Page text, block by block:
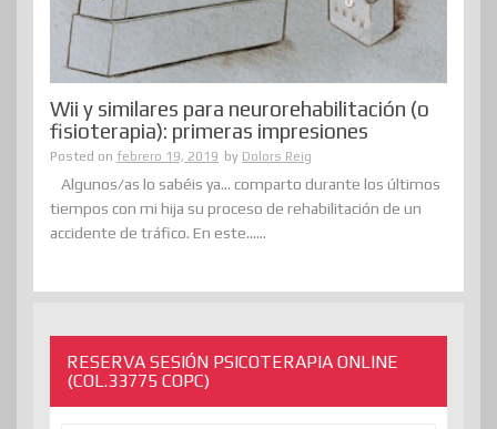
Wii y similares para neurorehabilitación (o
fisioterapia): primeras impresiones
Posted on febrero 19, 2019 by Dolors Reig
Algunos/as lo sabéis ya… comparto durante los últimos
tiempos con mi hija su proceso de rehabilitación de un
accidente de tráfico. En este......
RESERVA SESIÓN PSICOTERAPIA ONLINE
(COL.33775 COPC)